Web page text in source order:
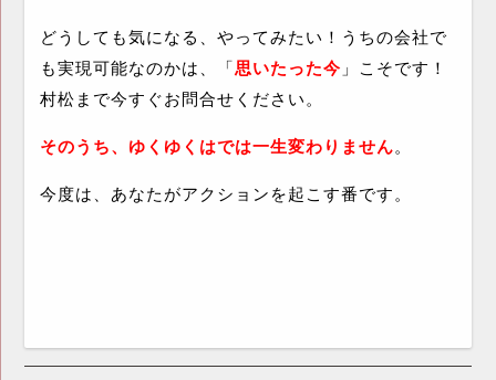
どうしても気になる、やってみたい！うちの会社で
も実現可能なのかは、「 思いたった今 」こそです！
村松まで今すぐお問合せください。
そのうち、ゆくゆくはでは一生変わりません。
今度は、あなたがアクションを起こす番です。